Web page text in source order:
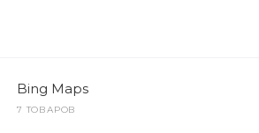
Bing Maps
7 ТОВАРОВ